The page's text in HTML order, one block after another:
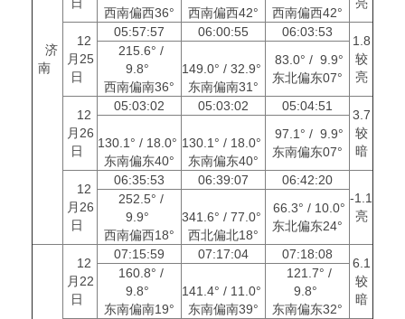
济
南
西南偏西36°
西南偏西42°
西南偏西42°
12
月25
日
05:57:57 06:00:55 06:03:53
1.8
较
亮
215.6° /
9.8°
西南偏南36°
149.0° / 32.9°
东南偏南31°
83.0° / 9.9°
东北偏东07°
12
月26
日
05:03:02 05:03:02 05:04:51
3.7
较
暗
130.1° / 18.0°
东南偏东40°
130.1° / 18.0°
东南偏东40°
97.1° / 9.9°
东南偏东07°
12
月26
日
06:35:53 06:39:07
06:42:20
-1.1
亮
252.5° /
9.9°
西南偏西18°
341.6° / 77.0°
西北偏北18°
66.3° / 10.0°
东北偏东24°
12
月22
日
07:15:59 07:17:04 07:18:08
6.1
较
暗
160.8° /
9.8°
东南偏南19°
141.4° / 11.0°
东南偏南39°
121.7° /
9.8°
东南偏东32°